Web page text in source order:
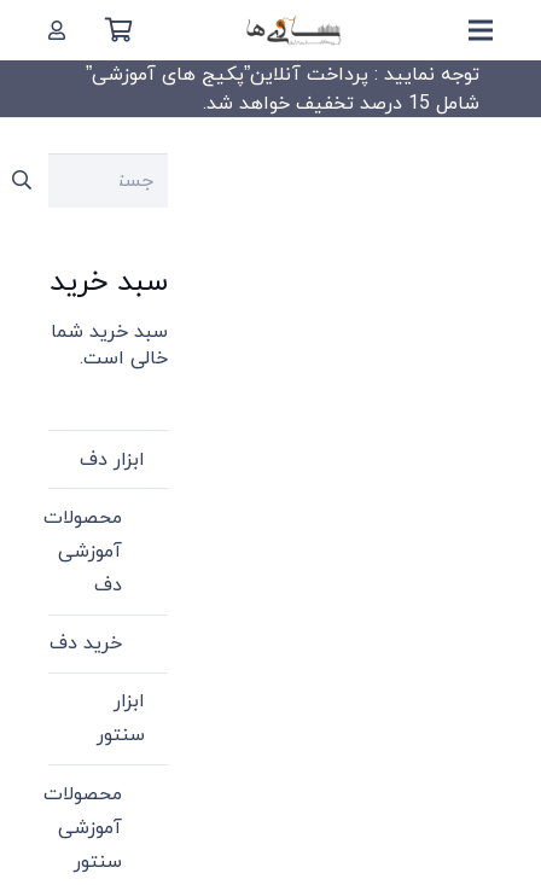
توجه نمایید : پرداخت آنلاین”پکیج های آموزشی”
شامل 15 درصد تخفیف خواهد شد.
جستجو
سبد خرید
سبد خرید شما
خالی است.
ابزار دف
محصولات
آموزشی
دف
خرید دف
ابزار
سنتور
محصولات
آموزشی
سنتور